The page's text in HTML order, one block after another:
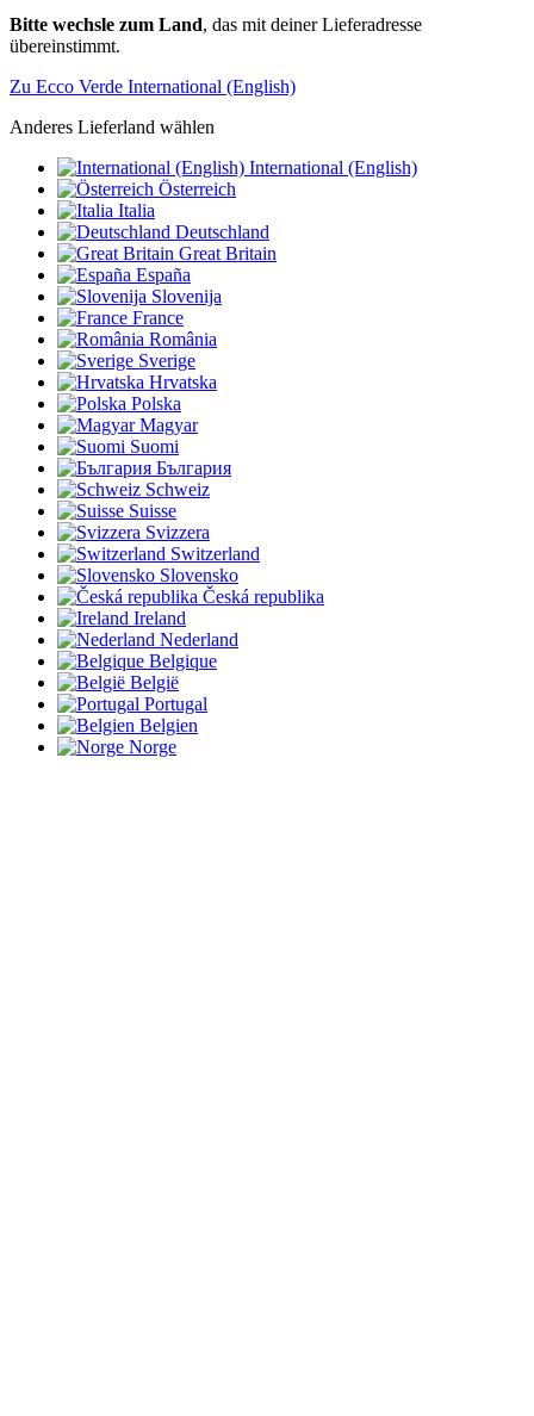
Bitte wechsle zum Land, das mit deiner Lieferadresse
übereinstimmt.
Zu Ecco Verde International (English)
Anderes Lieferland wählen
International (English)
Österreich
Italia
Deutschland
Great Britain
España
Slovenija
France
România
Sverige
Hrvatska
Polska
Magyar
Suomi
България
Schweiz
Suisse
Svizzera
Switzerland
Slovensko
Česká republika
Ireland
Nederland
Belgique
België
Portugal
Belgien
Norge